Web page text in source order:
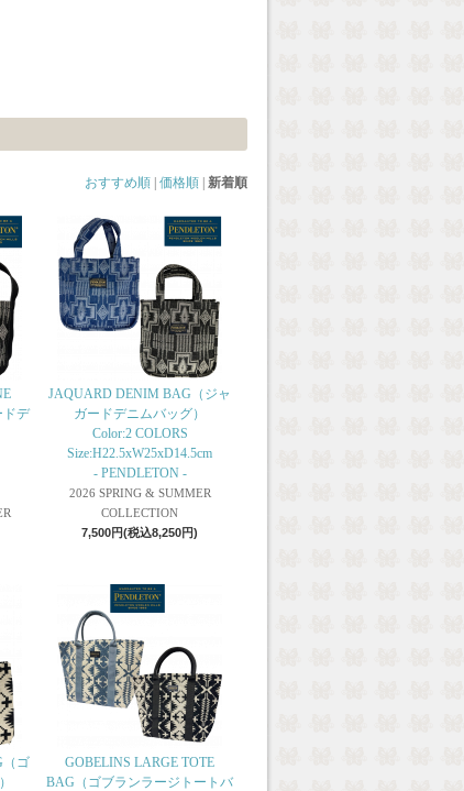
おすすめ順 価格順 新着順
デ
JAQUARD DENIM BAG（ジャ
ガードデニムバッグ）
Color:2 COLORS
Size:H22.5xW25xD14.5cm
- PENDLETON -
2026 SPRING & SUMMER
COLLECTION
7,500円(税込8,250円)
（ゴ
GOBELINS LARGE TOTE
BAG（ゴブランラージトートバ